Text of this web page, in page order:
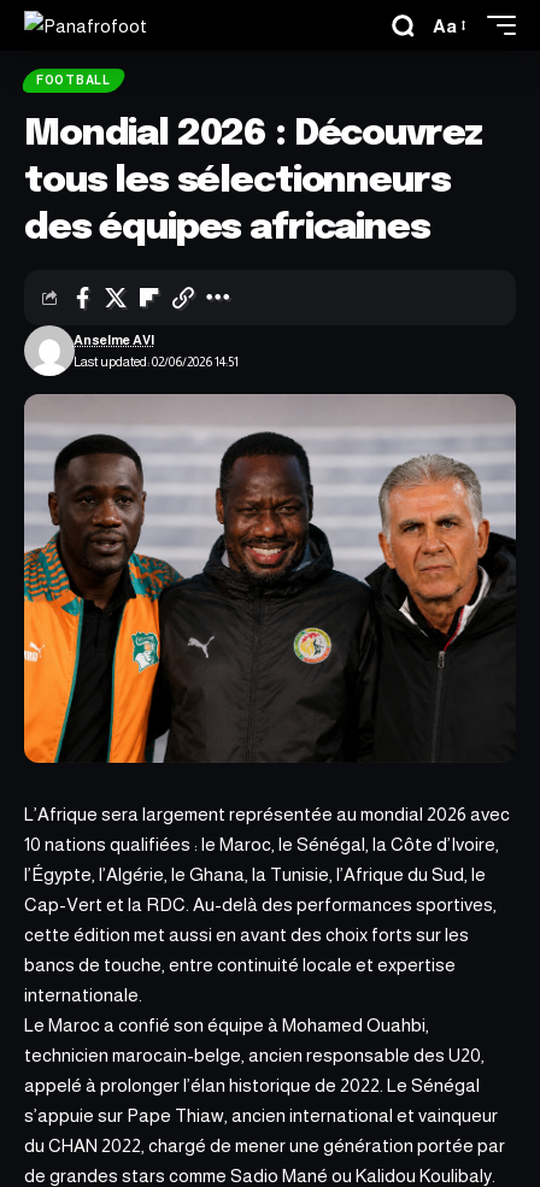
Aa
FOOTBALL
Mondial 2026 : Découvrez
tous les sélectionneurs
des équipes africaines
Last updated: 02/06/2026 14:51
Anselme AVI
L’Afrique sera largement représentée au mondial 2026 avec
10 nations qualifiées : le Maroc, le Sénégal, la Côte d’Ivoire,
l’Égypte, l’Algérie, le Ghana, la Tunisie, l’Afrique du Sud, le
Cap-Vert et la RDC . Au-delà des performances sportives,
cette édition met aussi en avant des choix forts sur les
bancs de touche, entre continuité locale et expertise
internationale.
Le Maroc a confié son équipe à Mohamed Ouahbi,
technicien marocain-belge, ancien responsable des U20,
appelé à prolonger l’élan historique de 2022. Le Sénégal
s’appuie sur Pape Thiaw, ancien international et vainqueur
du CHAN 2022, chargé de mener une génération portée par
de grandes stars comme Sadio Mané ou Kalidou Koulibaly.